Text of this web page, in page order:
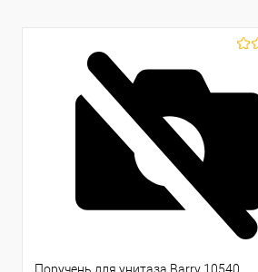
Поручень для унитаза Barry 10540